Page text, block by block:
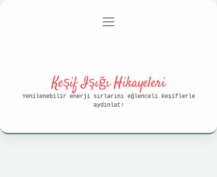
Gizlilik Politikası
menüyü
Keşif Işığı Hikayeleri
Yenilenebilir enerji sırlarını eğlenceli keşiflerle
aydınlat!